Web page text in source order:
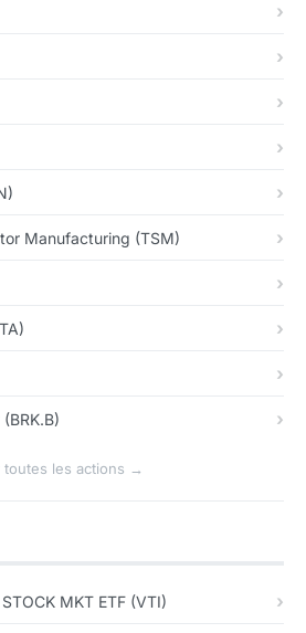
Manufacturing (TSM)
toutes les actions →
MKT ETF (VTI)